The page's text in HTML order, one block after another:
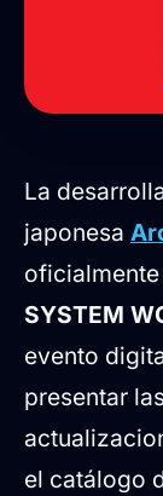
La
japonesa
SYSTEM
evento
presentar
el catálogo